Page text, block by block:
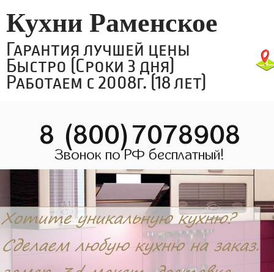
Кухни Раменское
Гарантия лучшей цены
Быстро (Сроки 3 дня)
Работаем с 2008г. (18 лет)
8 (800)7078908
Звонок по РФ бесплатный!